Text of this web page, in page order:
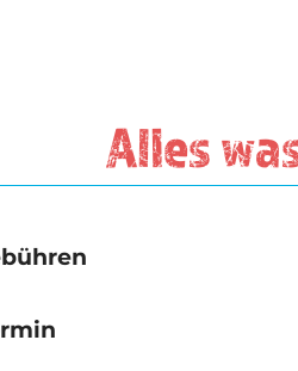
Alles